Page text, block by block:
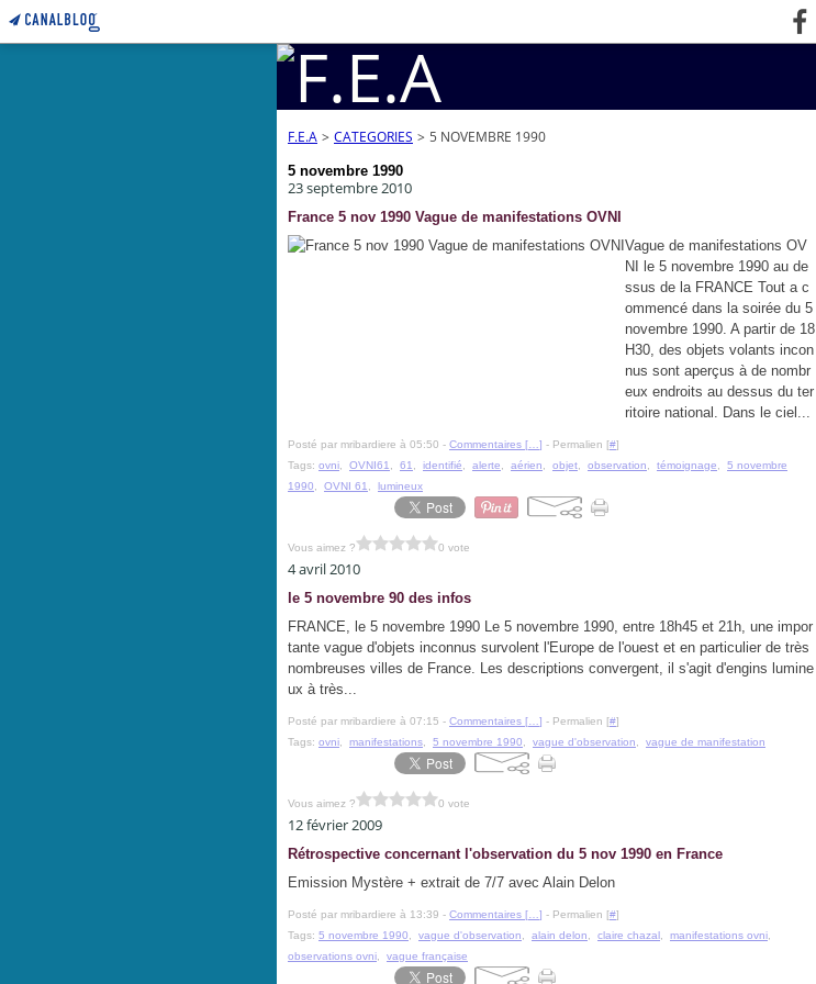
F.E.A > CATEGORIES > 5 NOVEMBRE 1990
5 novembre 1990
23 septembre 2010
France 5 nov 1990 Vague de manifestations OVNI
Vague de manifestations OV
NI le 5 novembre 1990 au de
ssus de la FRANCE Tout a c
ommencé dans la soirée du 5
novembre 1990. A partir de 18
H30, des objets volants incon
nus sont aperçus à de nombr
eux endroits au dessus du ter
ritoire national. Dans le ciel...
Posté par mribardiere à 05:50 - Commentaires [ ] - Permalien [#]
Tags: ovni OVNI61 61 identifié alerte aérien objet observation témoignage
5 novembre
1990
OVNI 61 lumineux
Vous aimez ? 0 vote
4 avril 2010
le 5 novembre 90 des infos
FRANCE, le 5 novembre 1990 Le 5 novembre 1990, entre 18h45 et 21h, une impor
tante vague d'objets inconnus survolent l'Europe de l'ouest et en particulier de très
nombreuses villes de France. Les descriptions convergent, il s'agit d'engins lumine
ux à très...
Posté par mribardiere à 07:15 - Commentaires [ ] - Permalien [#]
Tags: ovni manifestations 5 novembre 1990 vague d'observation vague de manifestation
Vous aimez ? 0 vote
12 février 2009
Rétrospective concernant l'observation du 5 nov 1990 en France
Emission Mystère + extrait de 7/7 avec Alain Delon
Posté par mribardiere à 13:39 - Commentaires [ ] - Permalien [#]
Tags: 5 novembre 1990 vague d'observation alain delon claire chazal manifestations ovni
observations ovni
vague française